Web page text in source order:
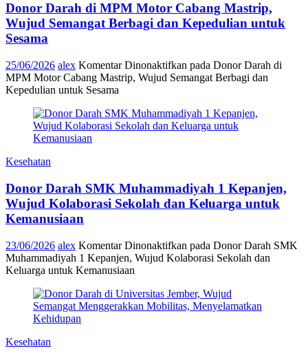
Donor Darah di MPM Motor Cabang Mastrip,
Wujud Semangat Berbagi dan Kepedulian untuk
Sesama
25/06/2026 alex Komentar Dinonaktifkan pada Donor Darah di
MPM Motor Cabang Mastrip, Wujud Semangat Berbagi dan
Kepedulian untuk Sesama
Kesehatan
Donor Darah SMK Muhammadiyah 1 Kepanjen,
Wujud Kolaborasi Sekolah dan Keluarga untuk
Kemanusiaan
23/06/2026 alex Komentar Dinonaktifkan pada Donor Darah SMK
Muhammadiyah 1 Kepanjen, Wujud Kolaborasi Sekolah dan
Keluarga untuk Kemanusiaan
Kesehatan